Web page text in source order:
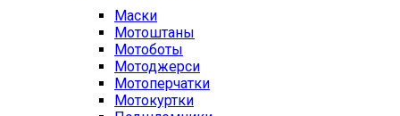
Маски
Мотоштаны
Мотоботы
Мотоджерси
Мотоперчатки
Мотокуртки